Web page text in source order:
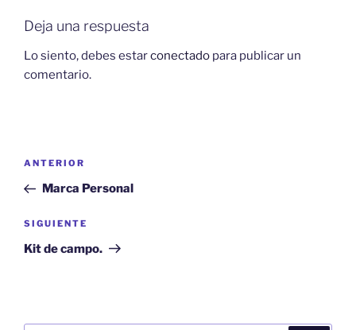
Deja una respuesta
Lo siento, debes estarconectado para publicar un
comentario.
Navegación
entradas
Entrada
anterior:
ANTERIOR
Marca Personal
Siguiente
entrada
SIGUIENTE
Kit de campo.